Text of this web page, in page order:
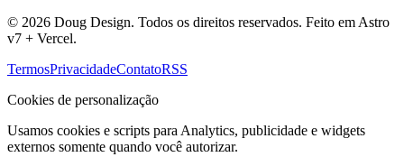
© 2026 Doug Design. Todos os direitos reservados. Feito em Astro
v7 + Vercel.
TermosPrivacidadeContatoRSS
Cookies de personalização
Usamos cookies e scripts para Analytics, publicidade e widgets
externos somente quando você autorizar.